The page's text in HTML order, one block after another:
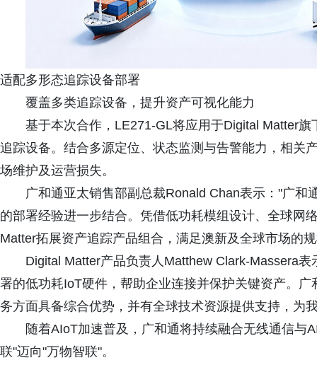
适配多形态追踪设备部署
覆盖多类追踪设备，提升资产可视化能力
基于本次合作，LE271-GL将应用于Digital Matter
追踪设备。结合多源定位、状态监测与告警能力，相关
场维护及运营损失。
广和通亚太销售部副总裁Ronald Chan表示："广
的部署经验进一步结合。凭借低功耗模组设计、全球网
Matter拓展资产追踪产品组合，满足澳新及全球市场的
Digital Matter产品负责人Matthew Clark-Massera
署的低功耗IoT硬件，帮助企业连接并保护关键资产。
务方面具备综合优势，并有全球技术资源提供支持，为
随着AIoT加速普及，广和通将持续融合无线通信与
联"迈向"万物智联"。